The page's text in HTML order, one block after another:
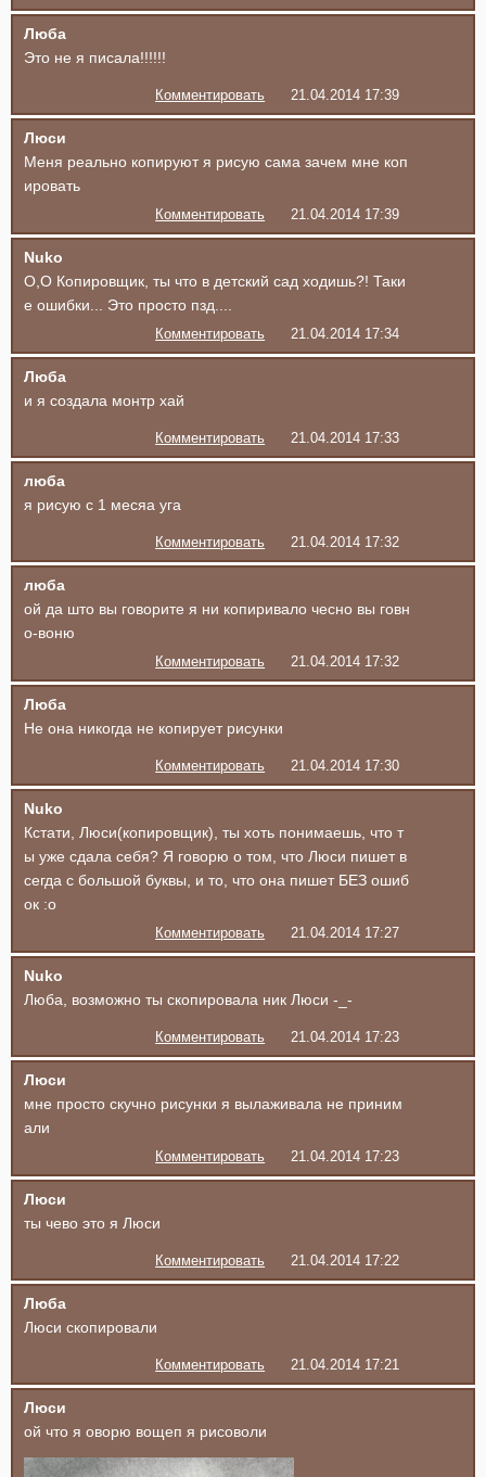
Люба
Это не я писала!!!!!!
Комментировать 21.04.2014 17:39
Люси
Меня реально копируют я рисую сама зачем мне коп
ировать
Комментировать 21.04.2014 17:39
Nuko
О,О Копировщик, ты что в детский сад ходишь?! Таки
е ошибки... Это просто пзд....
Комментировать 21.04.2014 17:34
Люба
и я создала монтр хай
Комментировать 21.04.2014 17:33
люба
я рисую с 1 месяа уга
Комментировать 21.04.2014 17:32
люба
ой да што вы говорите я ни копиривало чесно вы говн
о-воню
Комментировать 21.04.2014 17:32
Люба
Не она никогда не копирует рисунки
Комментировать 21.04.2014 17:30
Nuko
Кстати, Люси(копировщик), ты хоть понимаешь, что т
ы уже сдала себя? Я говорю о том, что Люси пишет в
сегда с большой буквы, и то, что она пишет БЕЗ ошиб
ок :о
Комментировать 21.04.2014 17:27
Nuko
Люба, возможно ты скопировала ник Люси -_-
Комментировать 21.04.2014 17:23
Люси
мне просто скучно рисунки я вылаживала не приним
али
Комментировать 21.04.2014 17:23
Люси
ты чево это я Люси
Комментировать 21.04.2014 17:22
Люба
Люси скопировали
Комментировать 21.04.2014 17:21
Люси
ой что я оворю вощеп я рисоволи